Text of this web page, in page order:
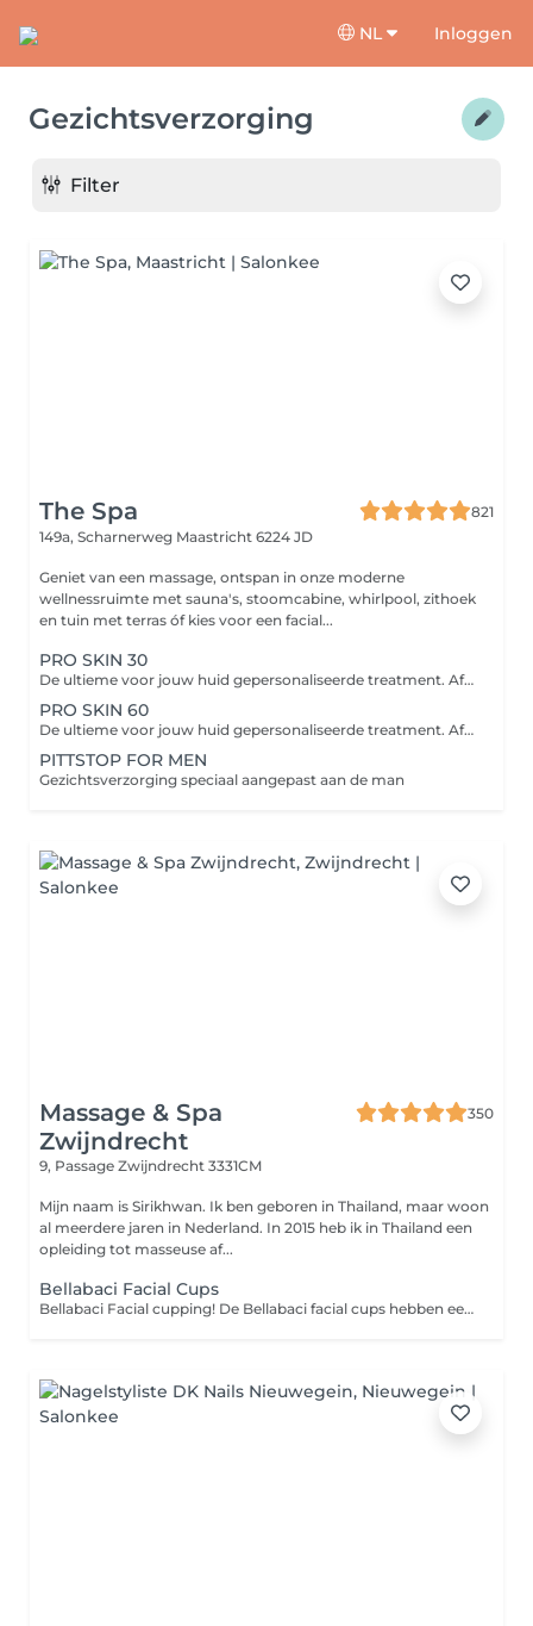
NL Inloggen
Gezichtsverzorging
Filter
The Spa
821
149a, Scharnerweg Maastricht 6224 JD
Geniet van een massage, ontspan in onze moderne
wellnessruimte met sauna's, stoomcabine, whirlpool, zithoek
en tuin met terras óf kies voor een facial...
PRO SKIN 30
De ultieme voor jouw huid gepersonaliseerde treatment. Afhankelijk van jouw huidbehoefte bevat de treatment verschillende professionele actieve producten en worden handpools ingezet voor geavanceerde reiniging, productpenetratie en exfoliatie.
PRO SKIN 60
De ultieme voor jouw huid gepersonaliseerde treatment. Afhankelijk van jouw huidbehoefte bevat de treatment verschillende professionele actieve producten en worden handpools ingezet voor geavanceerde reiniging, productpenetratie en exfoliatie.
PITTSTOP FOR MEN
Gezichtsverzorging speciaal aangepast aan de man
Massage & Spa
Zwijndrecht
350
9, Passage Zwijndrecht 3331CM
Mijn naam is Sirikhwan. Ik ben geboren in Thailand, maar woon
al meerdere jaren in Nederland. In 2015 heb ik in Thailand een
opleiding tot masseuse af...
Bellabaci Facial Cups
Bellabaci Facial cupping! De Bellabaci facial cups hebben een stimulerende werking op de huid en onderliggende weefsels (lederhuid en onderhuidsbindweefsel) het geeft een ontspannen, diepe en comfortabele massage die de bloedcirculatie, lymfe stimuleert en de fibroblasten die collageen en elastine aanmaakt. Een gezichtsmassage is een geweldige manier om de dagelijkse stress te verminderen en het kan helpen om weer een gezonde jeugdige huid te krijgen.